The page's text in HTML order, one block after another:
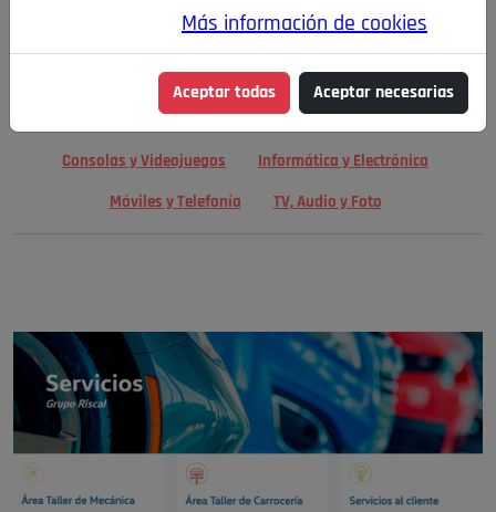
Motor y Accesorios Motos Ocio
Cine, Libros y Música Coleccionismo Otros
Consolas y Videojuegos Informática y Electrónica
Móviles y Telefonía TV, Audio y Foto
Más información de cookies
Aceptar todas Aceptar necesarias